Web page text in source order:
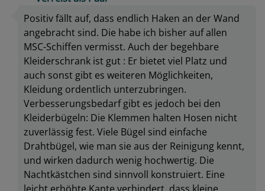
Positiv fällt auf, dass endlich Haken an der Wand
angebracht sind. Die habe ich bisher auf allen
MSC-Schiffen vermisst. Auch der begehbare
Kleiderschrank ist gut : Er bietet viel Platz und
auch sonst gibt es weiteren Möglichkeiten,
Kleidung ordentlich unterzubringen.
Verbesserungsbedarf gibt es jedoch bei den
Kleiderbügeln: Die Klemmen halten Hosen nicht
zuverlässig fest. Viele Bügel sind einfache
Drahtbügel, wie man sie aus der Reinigung kennt,
und wirken dadurch wenig hochwertig. Die
Nachtkästchen sind sinnvoll konstruiert. Eine